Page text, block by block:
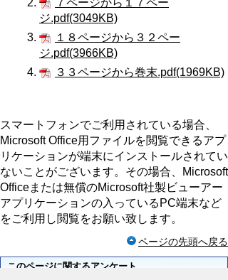
７ページから１７ペー
ジ.pdf(3049KB)
１８ページから３２ペー
ジ.pdf(3966KB)
３３ページから巻末.pdf(1969KB)
スマートフォンでご利用されている場合、
Microsoft Office用ファイルを閲覧できるアプ
リケーションが端末にインストールされてい
ないことがございます。その場合、Microsoft
Officeまたは無償のMicrosoft社製ビューアー
アプリケーションの入っているPC端末など
をご利用し閲覧をお願い致します。
ページの先頭へ戻る
このページに関するアンケート